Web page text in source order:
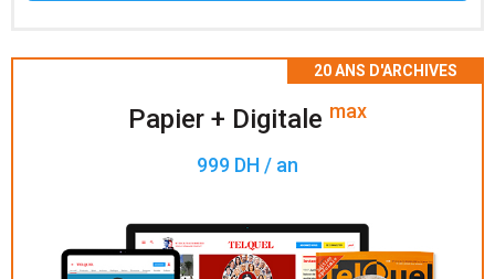
Papier + Digitale max
999 DH / an